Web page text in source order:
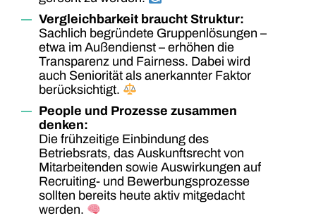
Vergleichbarkeit braucht Struktur:
Sachlich begründete Gruppenlösungen –
etwa im Außendienst – erhöhen die
Transparenz und Fairness. Dabei wird
auch Seniorität als anerkannter Faktor
berücksichtigt.
People und Prozesse zusammen
denken:
Die frühzeitige Einbindung des
Betriebsrats, das Auskunftsrecht von
Mitarbeitenden sowie Auswirkungen auf
Recruiting- und Bewerbungsprozesse
sollten bereits heute aktiv mitgedacht
werden.